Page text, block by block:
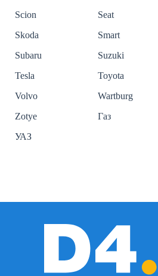
Scion
Seat
Skoda
Smart
Subaru
Suzuki
Tesla
Toyota
Volvo
Wartburg
Zotye
Газ
УАЗ